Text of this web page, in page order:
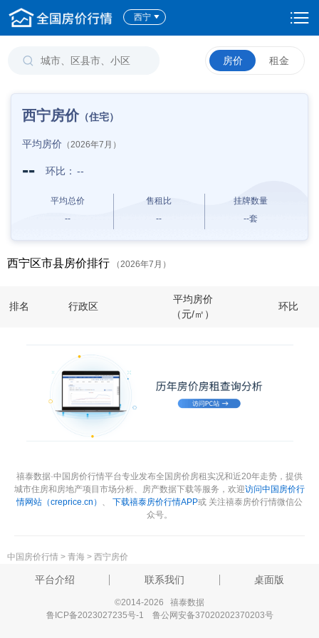
西宁
房价 租金
西宁房价（住宅）
平均房价 （2026年7月）
-- 环比： --
平均总价
--
售租比
--
挂牌数量
--套
西宁区市县房价排行 （2026年7月）
排名 行政区
平均房价
（元/㎡）
环比
禧泰数据·中国房价行情平台专业发布全国房价房租实况和近20年走势，提供
城市住房和房地产项目市场分析、房产数据下载等服务，欢迎访问中国房价行
情网站（creprice.cn） 、 下载禧泰房价行情APP或 关注禧泰房价行情微信公
众号。
中国房价行情 > 青海 > 西宁房价
平台介绍 联系我们 桌面版
©2014-2026 禧泰数据
鲁ICP备2023027235号-1
鲁公网安备37020202370203号